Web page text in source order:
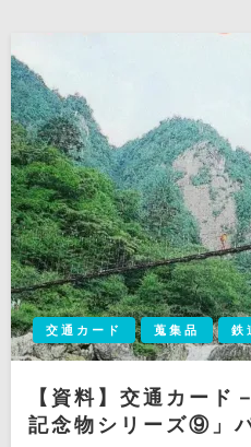
交通カード 蒐集品 鉄
【資料】交通カー
記念物シリーズ⑨」